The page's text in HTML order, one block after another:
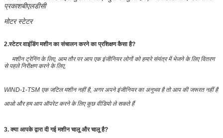
प्रकाशबीएलडीसी
मोटर स्टेटर
2.स्टेटर वाइंडिंग मशीन का संचालन करने का प्रशिक्षण कैसा है?
मशीन ट्रेनिंग के लिए, आम तौर पर आप एक इंजीनियर लोगों को हमारे संयंत्र में भेजने के लिए वितरण
से पहले निरीक्षण करने के लिए,
WIND-1-TSM एक जटिल मशीन नहीं है, अगर अपने इंजीनियर का अनुभव है तो आप की जरूरत नहीं है
आओ और हम आप ऑपरेट करने के लिए कुछ वीडियो ले सकते हैं
3. क्या आपके द्वारा दी गई मशीन चालू और चालू है?